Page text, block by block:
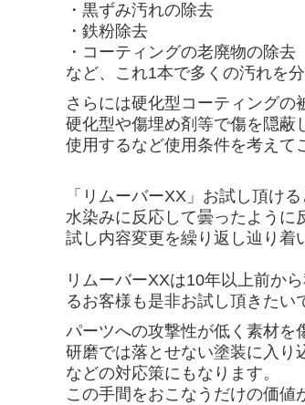
【ホイールクリーナー】鉄粉除去剤
【タイヤコーティング】
バフ[ウール・ウレタン]
MFスポンジ＆手がけバフ・他
容器＆スプレー
西ケミステッカー
コットンバッグ
酸性スケール除去剤【取扱注意】
・黒ずみ汚れの除去
・鉄粉除去
・コーティングの老廃物の除去
など、これ1本で多くの汚れを分
さらには硬化型コーティングの
硬化型や傷埋め剤等で傷を隠蔽
使用するなど使用条件を考えて
「リムーバーXX」 お試し頂ける
水染みに反応して曇ったように
試し内容変更を繰り返し辿り着
リムーバーXXは10年以上前か
るお客様も是非お試し頂きたい
パーツへの攻撃性が低く素材を
研磨では落とせない塗装に入り
などの対応策にもなります。
この手間をおこなうだけの価値